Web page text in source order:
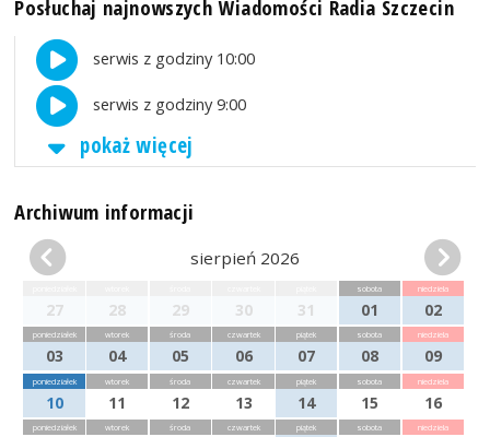
Posłuchaj najnowszych Wiadomości Radia Szczecin
serwis z godziny 10:00
serwis z godziny 9:00
pokaż więcej
Archiwum informacji
sierpień 2026
27 28 29 30 31
sobota
01
niedziela
02
poniedziałek
03
wtorek
04
środa
05
czwartek
06
piątek
07
sobota
08
niedziela
09
poniedziałek
10
wtorek
11
środa
12
czwartek
13
piątek
14
sobota
15
niedziela
16
poniedziałek wtorek środa czwartek piątek sobota niedziela